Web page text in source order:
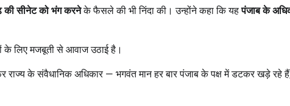
की सीनेट को भंग करनेके फैसले की भी निंदा की। उन्होंने कहा कि यहपंजाब के
के लिए मजबूती से आवाज उठाई है।
राज्य के संवैधानिक अधिकार — भगवंत मान हर बार पंजाब के पक्ष में डटकर खड़े रहे